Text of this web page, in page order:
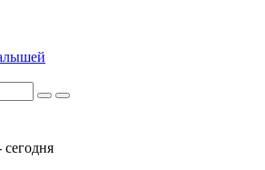
сегодня